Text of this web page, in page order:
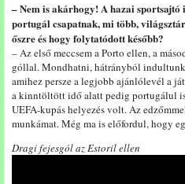
– Nem is akárhogy! A hazai
portugál csapatnak, mi több,
őszre és hogy folytatódott később?
– Az első meccsem a Porto ellen, a
góllal. Mondhatni, hátrányból
amihez persze a legjobb ajánlólevél a
a kinntöltött idő alatt pedig portugálul
UEFA-kupás helyezés volt. Az
munkámat. Még ma is előfordul, hogy
Dragi fejesgól az Estoril ellen